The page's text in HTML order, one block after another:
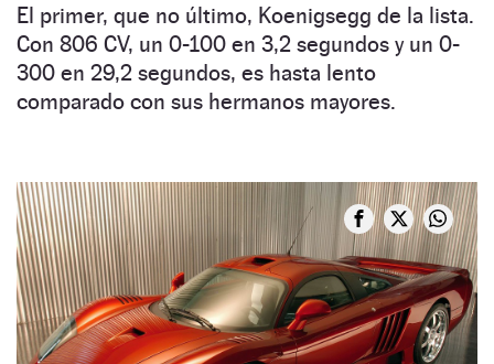
El primer, que no último, Koenigsegg de la lista.
Con 806 CV, un 0-100 en 3,2 segundos y un 0-
300 en 29,2 segundos, es hasta lento
comparado con sus hermanos mayores.